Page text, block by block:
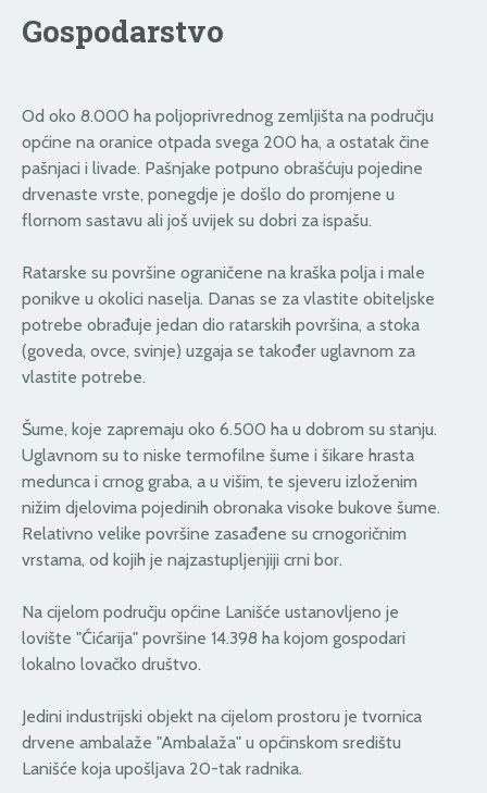
Gospodarstvo
Od oko 8.000 ha poljoprivrednog zemljišta na području
općine na oranice otpada svega 200 ha, a ostatak čine
pašnjaci i livade. Pašnjake potpuno obrašćuju pojedine
drvenaste vrste, ponegdje je došlo do promjene u
flornom sastavu ali još uvijek su dobri za ispašu.
Ratarske su površine ograničene na kraška polja i male
ponikve u okolici naselja. Danas se za vlastite obiteljske
potrebe obrađuje jedan dio ratarskih površina, a stoka
(goveda, ovce, svinje) uzgaja se također uglavnom za
vlastite potrebe.
Šume, koje zapremaju oko 6.500 ha u dobrom su stanju.
Uglavnom su to niske termofilne šume i šikare hrasta
medunca i crnog graba, a u višim, te sjeveru izloženim
nižim djelovima pojedinih obronaka visoke bukove šume.
Relativno velike površine zasađene su crnogoričnim
vrstama, od kojih je najzastupljenjiji crni bor.
Na cijelom području općine Lanišće ustanovljeno je
lovište "Ćićarija" površine 14.398 ha kojom gospodari
lokalno lovačko društvo.
Jedini industrijski objekt na cijelom prostoru je tvornica
drvene ambalaže "Ambalaža" u općinskom središtu
Lanišće koja upošljava 20-tak radnika.